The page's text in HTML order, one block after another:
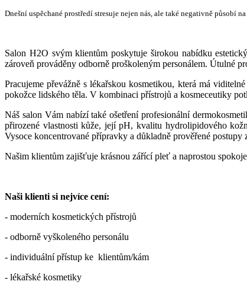
Dnešní uspěchané prostředí stresuje nejen nás, ale také negativně působí
Salon H2O svým klientům poskytuje širokou nabídku
zároveň prováděny odborně proškoleným personálem. Útulné
Pracujeme převážně s lékařskou kosmetikou, která má
pokožce lidského těla. V kombinaci přístrojů a kosmeceutiky
Náš salon Vám nabízí také ošetření profesionální
přirozené vlastnosti kůže, její pH, kvalitu hydrolipidového
Vysoce koncentrované přípravky a důkladně prověřené
Našim klientům zajišťuje krásnou zářící pleť a naprostou
Naši klienti si nejvíce cení:
- moderních kosmetických přístrojů
- odborně vyškoleného personálu
- individuální přístup ke klientům/kám
- lékařské kosmetiky